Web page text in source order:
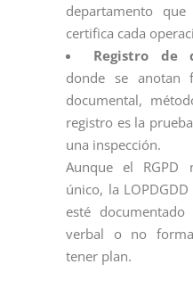
departamento
certifica cada
Registro de
donde se anotan
documental,
registro es la
una inspección.
Aunque el
único, la
esté
verbal o no
tener plan.